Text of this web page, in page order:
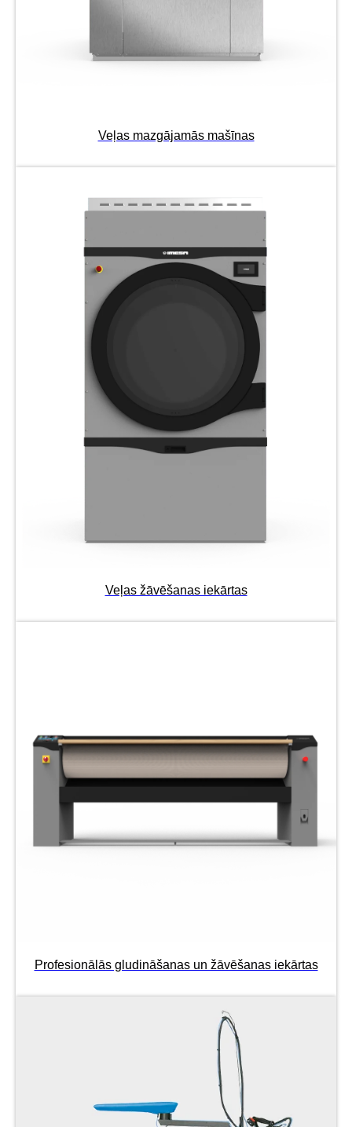
Veļas mazgājamās mašīnas
Veļas žāvēšanas iekārtas
Profesionālās gludināšanas un žāvēšanas iekārtas